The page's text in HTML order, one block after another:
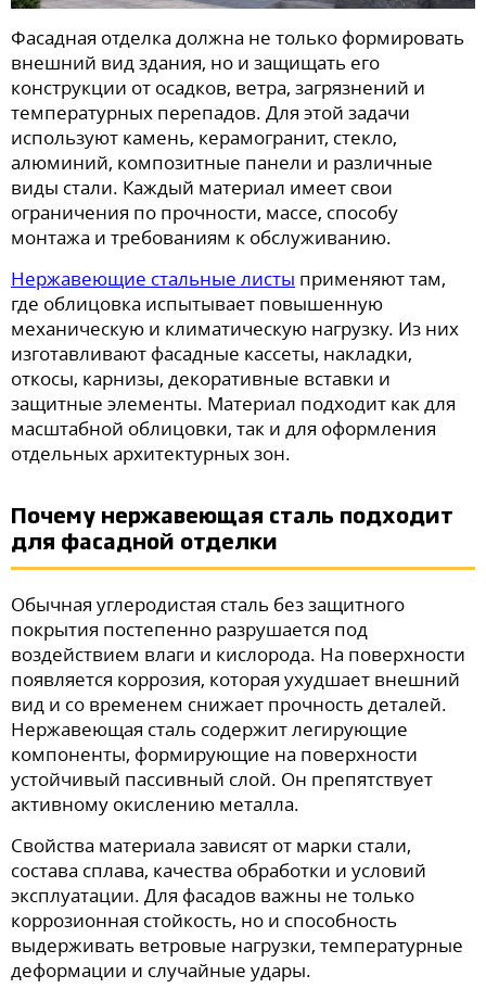
Фасадная отделка должна не только формировать
внешний вид здания, но и защищать его
конструкции от осадков, ветра, загрязнений и
температурных перепадов. Для этой задачи
используют камень, керамогранит, стекло,
алюминий, композитные панели и различные
виды стали. Каждый материал имеет свои
ограничения по прочности, массе, способу
монтажа и требованиям к обслуживанию.
Нержавеющие стальные листы применяют там,
где облицовка испытывает повышенную
механическую и климатическую нагрузку. Из них
изготавливают фасадные кассеты, накладки,
откосы, карнизы, декоративные вставки и
защитные элементы. Материал подходит как для
масштабной облицовки, так и для оформления
отдельных архитектурных зон.
Почему нержавеющая сталь подходит
для фасадной отделки
Обычная углеродистая сталь без защитного
покрытия постепенно разрушается под
воздействием влаги и кислорода. На поверхности
появляется коррозия, которая ухудшает внешний
вид и со временем снижает прочность деталей.
Нержавеющая сталь содержит легирующие
компоненты, формирующие на поверхности
устойчивый пассивный слой. Он препятствует
активному окислению металла.
Свойства материала зависят от марки стали,
состава сплава, качества обработки и условий
эксплуатации. Для фасадов важны не только
коррозионная стойкость, но и способность
выдерживать ветровые нагрузки, температурные
деформации и случайные удары.